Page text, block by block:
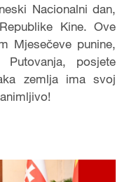
Nacionalni dan,
Kine. Ove
Mjesečeve punine,
Putovanja, posjete
zemlja ima svoj